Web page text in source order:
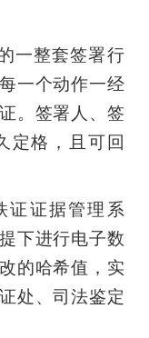
一整套签署行
一个动作一经
。签署人、签
定格，且可回
证证据管理系
下进行电子数
的哈希值，实
处、司法鉴定